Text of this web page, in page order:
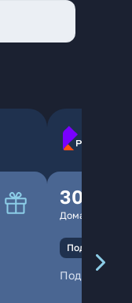
300
Домашний
Подключение